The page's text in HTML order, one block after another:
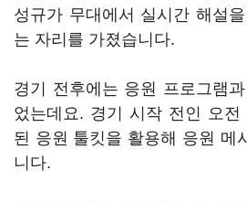
성규가 무대에서 실시간 해설
는 자리를 가졌습니다.
경기 전후에는 응원 프로그램
었는데요. 경기 시작 전인 오
된 응원 툴킷을 활용해 응원 메
니다.